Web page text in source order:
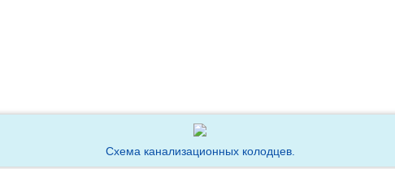
Схема канализационных колодцев.